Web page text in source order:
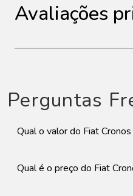
Avaliações
Perguntas
Qual o valor do Fiat
Qual é o preço do Fiat